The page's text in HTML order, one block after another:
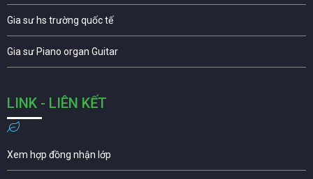
Gia sư hs trường quốc tế
Gia sư Piano organ Guitar
LINK - LIÊN KẾT
Xem hợp đồng nhận lớp